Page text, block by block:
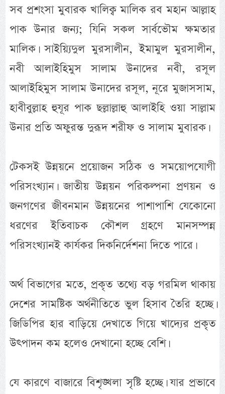
সব প্রশংসা মুবারক খালিক্ব মালিক রব মহান আল্লাহ
পাক উনার জন্য; যিনি সকল সার্বভৌম ক্ষমতার
মালিক। সাইয়্যিদুল মুরসালীন, ইমামুল মুরসালীন,
নবী আলাইহিমুস সালাম উনাদের নবী, রসূল
আলাইহিমুস সালাম উনাদের রসূল, নূরে মুজাসসাম,
হাবীবুল্লাহ হুযূর পাক ছল্লাল্লাহু আলাইহি ওয়া সাল্লাম
উনার প্রতি অফুরন্ত দুরূদ শরীফ ও সালাম মুবারক।
টেকসই উন্নয়নে প্রয়োজন সঠিক ও সময়োপযোগী
পরিসংখ্যান। জাতীয় উন্নয়ন পরিকল্পনা প্রণয়ন ও
জনগণের জীবনমান উন্নয়নের পাশাপাশি যেকোনো
ধরণের ইতিবাচক কৌশল গ্রহণে মানসম্পন্ন
পরিসংখ্যানই কার্যকর দিকনির্দেশনা দিতে পারে।
অর্থ বিভাগের মতে, প্রকৃত তথ্যে বড় গরমিল থাকায়
দেশের সামষ্টিক অর্থনীতিতে ভুল হিসাব তৈরি হচ্ছে।
জিডিপির হার বাড়িয়ে দেখাতে গিয়ে খাদ্যের প্রকৃত
উৎপাদন কম হলেও দেখানো হচ্ছে বেশি।
যে কারণে বাজারে বিশৃঙ্খলা সৃষ্টি হচ্ছে। যার প্রভাবে